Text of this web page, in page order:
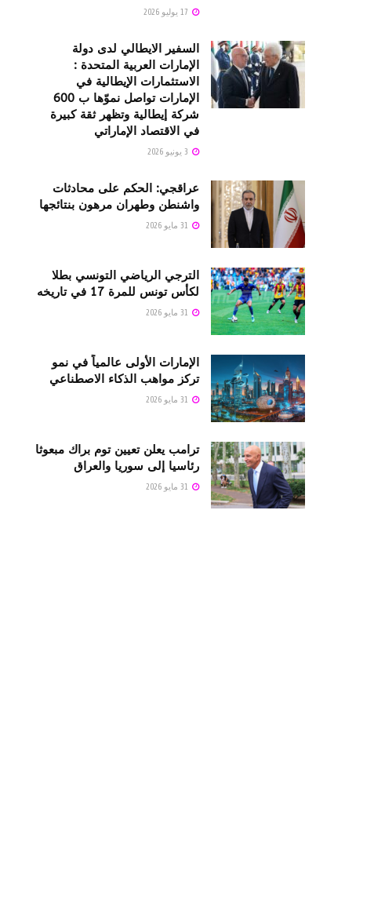
السفير الايطالي لدى دولة
الإمارات العربية المتحدة :
الاستثمارات الإيطالية في
الإمارات تواصل نموّها ب 600
شركة إيطالية وتظهر ثقة كبيرة
في الاقتصاد الإماراتي
عراقجي: الحكم على محادثات
واشنطن وطهران مرهون بنتائجها
الترجي الرياضي التونسي بطلا
لكأس تونس للمرة 17 في تاريخه
الإمارات الأولى عالمياً في نمو
تركز مواهب الذكاء الاصطناعي
ترامب يعلن تعيين توم براك مبعوثا
رئاسيا إلى سوريا والعراق